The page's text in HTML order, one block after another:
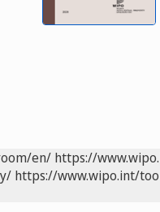
en/ https://
https://www.wipo.int/